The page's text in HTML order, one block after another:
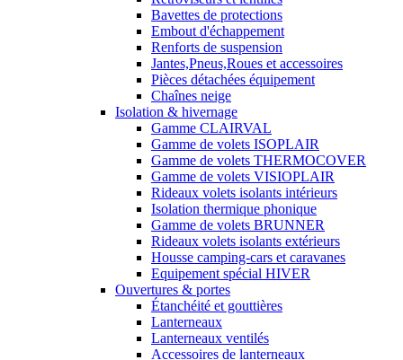
Bavettes de protections
Embout d'échappement
Renforts de suspension
Jantes,Pneus,Roues et accessoires
Pièces détachées équipement
Chaînes neige
Isolation & hivernage
Gamme CLAIRVAL
Gamme de volets ISOPLAIR
Gamme de volets THERMOCOVER
Gamme de volets VISIOPLAIR
Rideaux volets isolants intérieurs
Isolation thermique phonique
Gamme de volets BRUNNER
Rideaux volets isolants extérieurs
Housse camping-cars et caravanes
Equipement spécial HIVER
Ouvertures & portes
Étanchéité et gouttières
Lanterneaux
Lanterneaux ventilés
Accessoires de lanterneaux